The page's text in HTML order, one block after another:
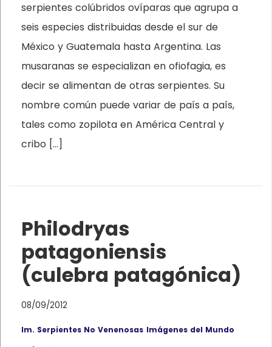
serpientes colúbridos ovíparas que agrupa a
seis especies distribuidas desde el sur de
México y Guatemala hasta Argentina. Las
musaranas se especializan en ofiofagia, es
decir se alimentan de otras serpientes. Su
nombre común puede variar de país a país,
tales como zopilota en América Central y
cribo […]
Philodryas
patagoniensis
(culebra patagónica)
08/09/2012
Im. Serpientes No Venenosas Imágenes del Mundo